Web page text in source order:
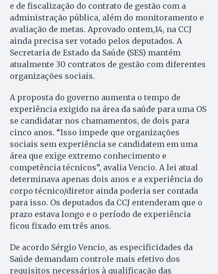
e de fiscalização do contrato de gestão com a
administração pública, além do monitoramento e
avaliação de metas. Aprovado ontem,14, na CCJ
ainda precisa ser votado pelos deputados. A
Secretaria de Estado da Saúde (SES) mantém
atualmente 30 contratos de gestão com diferentes
organizações sociais.
A proposta do governo aumenta o tempo de
experiência exigido na área da saúde para uma OS
se candidatar nos chamamentos, de dois para
cinco anos. “Isso impede que organizações
sociais sem experiência se candidatem em uma
área que exige extremo conhecimento e
competência técnicos”, avalia Vencio. A lei atual
determinava apenas dois anos e a experiência do
corpo técnico/diretor ainda poderia ser contada
para isso. Os deputados da CCJ entenderam que o
prazo estava longo e o período de experiência
ficou fixado em três anos.
De acordo Sérgio Vencio, as especificidades da
Saúde demandam controle mais efetivo dos
requisitos necessários à qualificação das